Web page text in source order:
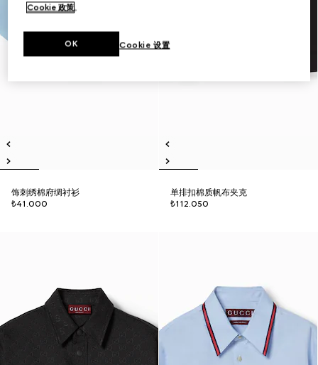
饰刺绣棉府绸衬衫
₺41.000
单排扣棉质帆布夹克
₺112.050
Cookie 政策。
Cookie 设置
OK